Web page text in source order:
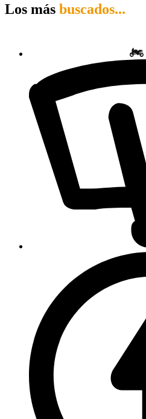
Los más buscados...